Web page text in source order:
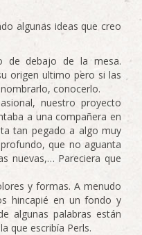
algunas ideas que creo
de debajo de la mesa.
origen ultimo pero si las
conocerlo.
nuestro proyecto
a una compañera en
tan pegado a algo muy
que no aguanta
nuevas,… Pareciera que
y formas. A menudo
hincapié en un fondo y
algunas palabras están
que escribía Perls.